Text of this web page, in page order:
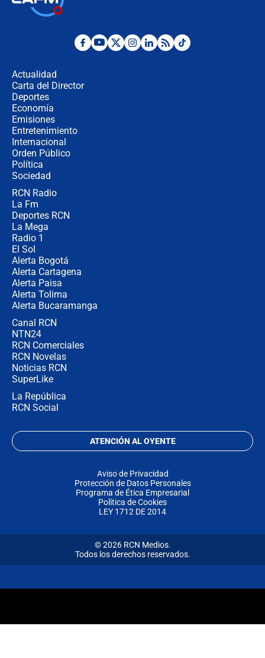
¿Por qué De la Espriella gobernará
Actualidad
Carta del Director
Deportes
Economía
Emisiones
Entretenimiento
Internacional
Orden Público
Política
Sociedad
RCN Radio
La Fm
Deportes RCN
La Mega
Radio 1
El Sol
Alerta Bogotá
Alerta Cartagena
Alerta Paisa
Alerta Tolima
Alerta Bucaramanga
Canal RCN
NTN24
RCN Comerciales
RCN Novelas
Noticias RCN
SuperLike
La República
RCN Social
ATENCIÓN AL OYENTE
Aviso de Privacidad
Protección de Datos Personales
Programa de Ética Empresarial
Política de Cookies
LEY 1712 DE 2014
© 2026 RCN Medios.
Todos los derechos reservados.